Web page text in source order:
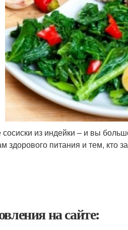
из индейки – и вы
здорового питания и тем, кто
на сайте: